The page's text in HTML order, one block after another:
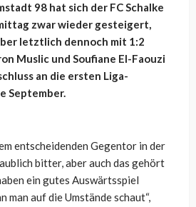
98 hat sich der FC Schalke
zwar wieder gesteigert,
letztlich dennoch mit 1:2
Muslic und Soufiane El-Faouzi
an die ersten Liga-
September.
entscheidenden Gegentor in der
bitter, aber auch das gehört
ein gutes Auswärtsspiel
man auf die Umstände schaut“,